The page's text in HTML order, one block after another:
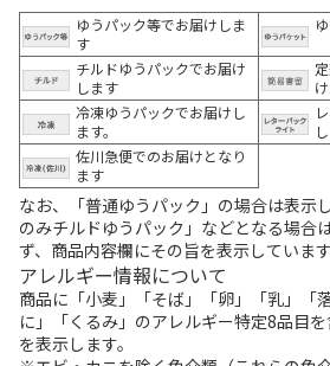
ゆうパック等でお届けしま
す
チルドゆうパックでお届け
します
冷凍ゆうパックでお届けし
ます。
佐川急便でのお届けとなり
ます
なお、「普通ゆうパック」の場合は表示
のみチルドゆうパック」などとなる場合
ず、商品内容欄にその旨を表示しています
アレルギー情報について
商品に「小麦」「そば」「卵」「乳」「
に」「くるみ」のアレルギー特定8品目
を表示します。